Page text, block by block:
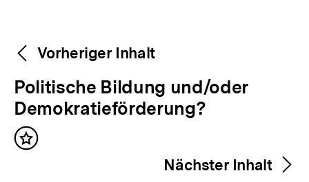
Weitere
Inhalte
Content-
Navigation
Vorheriger Inhalt
V
o
r
h
Politische Bildung und/oder
Demokratieförderung?
Inhalt
Nächster Inhalt